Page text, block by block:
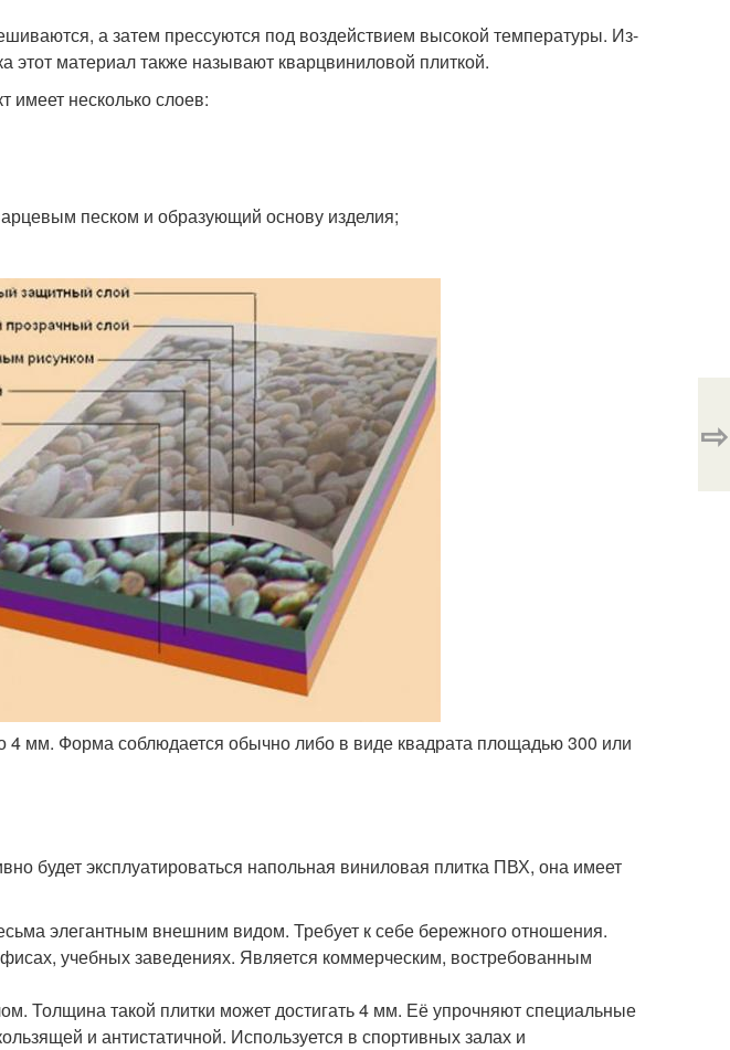
а затем прессуются под воздействием высокой температуры. Из-
этот материал также называют кварцвиниловой плиткой.
имеет несколько слоев:
песком и образующий основу изделия;
4 мм. Форма соблюдается обычно либо в виде квадрата площадью 300 или
будет эксплуатироваться напольная виниловая плитка ПВХ, она имеет
элегантным внешним видом. Требует к себе бережного отношения.
учебных заведениях. Является коммерческим, востребованным
Толщина такой плитки может достигать 4 мм. Её упрочняют специальные
и антистатичной. Используется в спортивных залах и
⇨